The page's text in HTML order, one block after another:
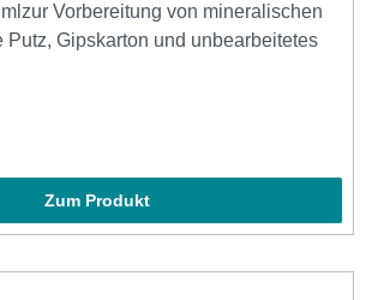
Vorbereitung von mineralischen
Putz, Gipskarton und unbearbeitetes
Zum Produkt